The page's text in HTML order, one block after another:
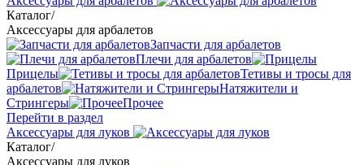
Каталог/
Аксессуары для арбалетов
Запчасти для арбалетов
Плечи для арбалетов
Прицелы
Тетивы и тросы для
арбалетов
Натяжители и
Стрингеры
Прочее
Перейти в раздел
Аксессуары для луков
Каталог/
Аксессуары для луков